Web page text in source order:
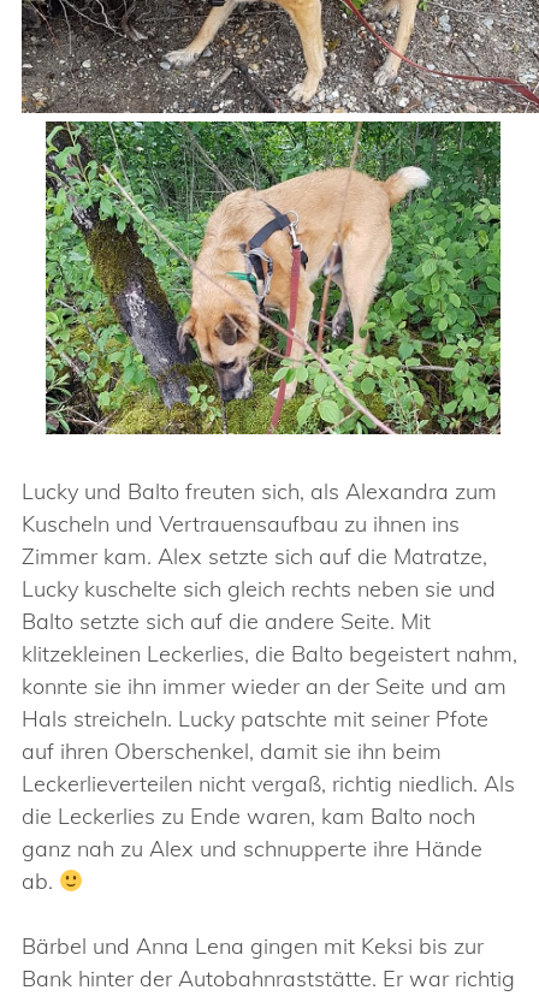
Lucky und Balto freuten sich, als Alexandra zum
Kuscheln und Vertrauensaufbau zu ihnen ins
Zimmer kam. Alex setzte sich auf die Matratze,
Lucky kuschelte sich gleich rechts neben sie und
Balto setzte sich auf die andere Seite. Mit
klitzekleinen Leckerlies, die Balto begeistert nahm,
konnte sie ihn immer wieder an der Seite und am
Hals streicheln. Lucky patschte mit seiner Pfote
auf ihren Oberschenkel, damit sie ihn beim
Leckerlieverteilen nicht vergaß, richtig niedlich. Als
die Leckerlies zu Ende waren, kam Balto noch
ganz nah zu Alex und schnupperte ihre Hände
ab.
Bärbel und Anna Lena gingen mit Keksi bis zur
Bank hinter der Autobahnraststätte. Er war richtig